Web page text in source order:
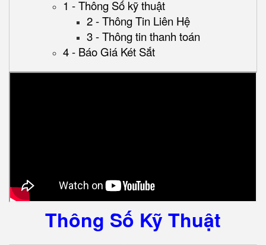
1 - Thông Số kỹ thuật
2 - Thông Tin Liên Hệ
3 - Thông tin thanh toán
4 - Báo Giá Két Sắt
Thông Số Kỹ Thuật